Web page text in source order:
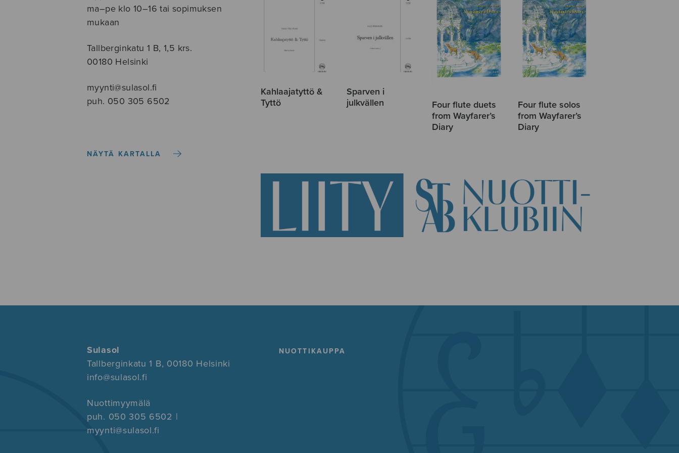
ma–pe klo 10–16 tai sopimuksen
mukaan
Tallberginkatu 1 B, 1,5 krs.
00180 Helsinki
myynti@sulasol.fi
puh. 050 305 6502
NÄYTÄ KARTALLA
Kahlaajatyttö &
Tyttö
Sparven i
julkvällen
Four flute duets
from Wayfarer’s
Diary
Four flute solos
from Wayfarer’s
Diary
Sulasol
Tallberginkatu 1 B, 00180 Helsinki
info@sulasol.fi
Nuottimyymälä
puh. 050 305 6502 |
myynti@sulasol.fi
NUOTTIKAUPPA